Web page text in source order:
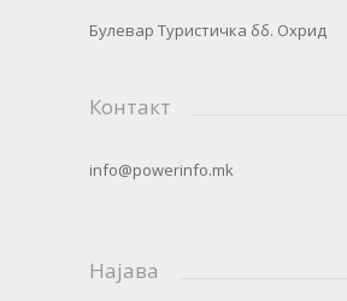
Булевар Туристичка бб. Охрид
Контакт
info@powerinfo.mk
Најава